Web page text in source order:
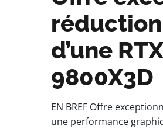
d’une
9800X3D
EN BREF Offre
une performance